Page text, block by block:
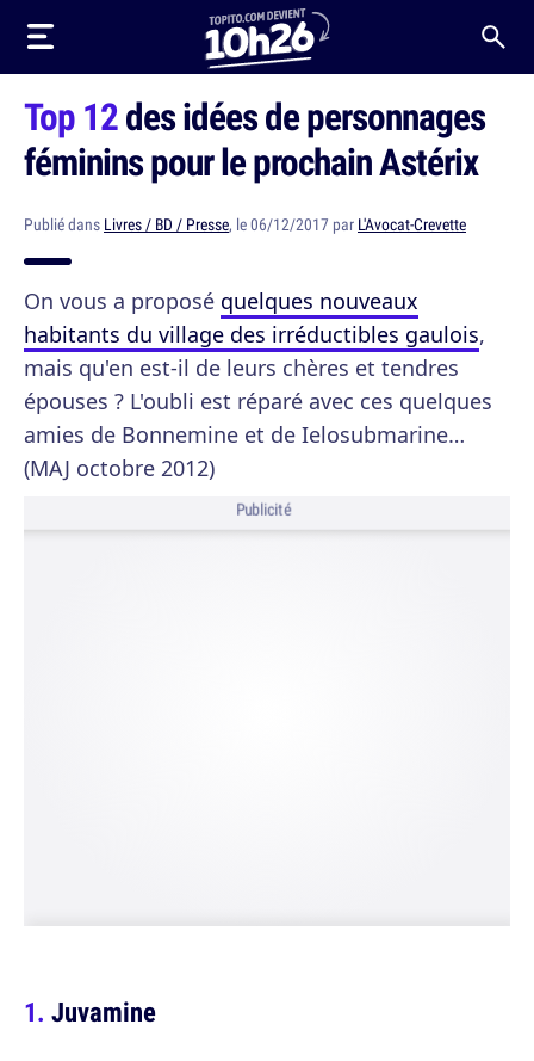
Top 12des idées de personnages
féminins pour le prochain Astérix
Publié dans Livres / BD / Presse, le 06/12/2017 par L'Avocat-Crevette
On vous a proposé quelques nouveaux
habitants du village des irréductibles gaulois,
mais qu'en est-il de leurs chères et tendres
épouses ? L'oubli est réparé avec ces quelques
amies de Bonnemine et de Ielosubmarine…
(MAJ octobre 2012)
Publicité
Juvamine